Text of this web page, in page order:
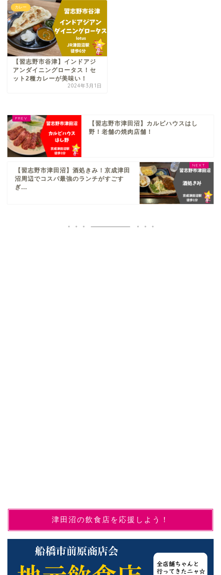
カレー
【習志野市谷津】インドアジ
アンダイニングロータス！セ
ット2種カレーが美味い！
2024年3月1日
【習志野市津田沼】カルビハウスはし
野！老舗の焼肉店舗！
【習志野市津田沼】酒処きみ！京成津田
沼周辺でコスパ最強のランチがすごす
ぎ...
津田沼の飲食店を応援しよう！